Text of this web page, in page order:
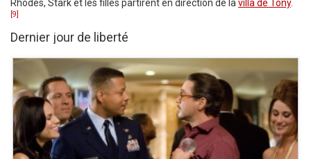
Rhodes, Stark et les filles partirent en direction de la villa de Tony.
[9]
Dernier jour de liberté